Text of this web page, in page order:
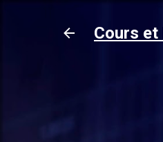
Cours et